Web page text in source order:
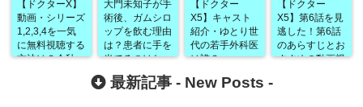
【ドクターX】
動画・シリーズ
1,2,3,4を一気
に無料視聴する
方法は？今秋、
大門未知子が手
術後、ガムシロ
ップを飲む理由
は？患者に手を
当てるのはな
ぜ？
【ドクター
X5】キャスト
紹介・ゆとり世
代の若手外科医
は誰？
【ドクター
X5】第6話を見
逃した！第6話
のあらすじとお
すすめの動画視
最新記事 - New Posts -